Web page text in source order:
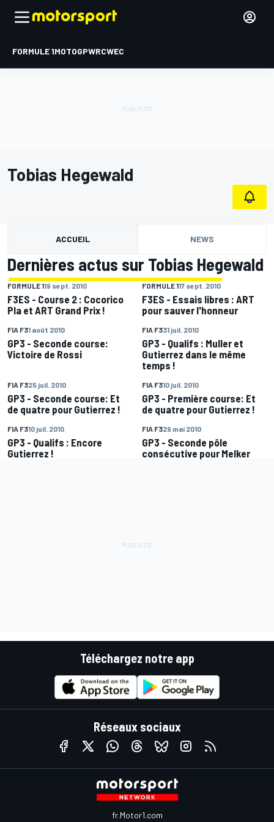
FORMULE 1MOTOGPWRCWEC
Tobias Hegewald
ACCUEIL NEWS
Dernières actus sur Tobias Hegewald
FORMULE 119 sept. 2010
F3ES - Course 2 : Cocorico
Pla et ART Grand Prix !
FORMULE 117 sept. 2010
F3ES - Essais libres : ART
pour sauver l'honneur
FIA F31 août 2010
GP3 - Seconde course:
Victoire de Rossi
FIA F331 juil. 2010
GP3 - Qualifs : Muller et
Gutierrez dans le même
temps !
FIA F325 juil. 2010
GP3 - Seconde course: Et
de quatre pour Gutierrez !
FIA F310 juil. 2010
GP3 - Première course: Et
de quatre pour Gutierrez !
FIA F310 juil. 2010
GP3 - Qualifs : Encore
Gutierrez !
FIA F329 mai 2010
GP3 - Seconde pôle
consécutive pour Melker
Téléchargez notre app
Réseaux sociaux
fr.Motor1.com